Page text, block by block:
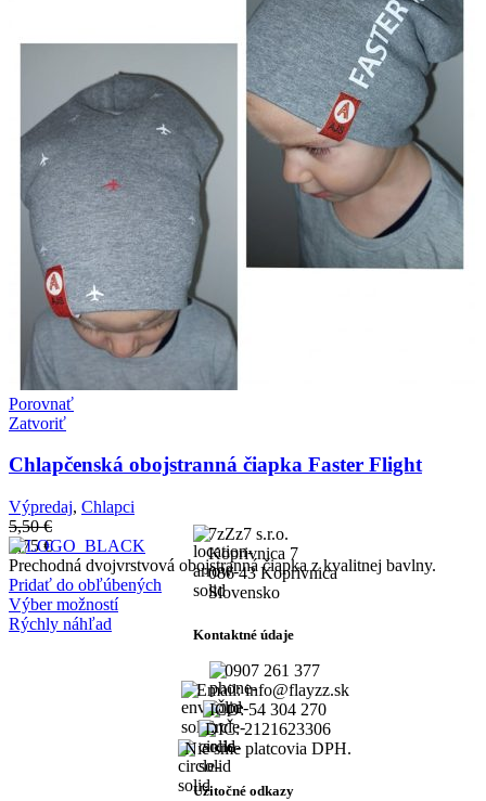
Porovnať
Zatvoriť
Chlapčenská obojstranná čiapka Faster Flight
Výpredaj, Chlapci
5,50€
2,75€
Prechodná dvojvrstvová obojstranná čiapka z kvalitnej bavlny.
Pridať do obľúbených
Výber možností
Rýchly náhľad
7zZz7 s.r.o.
Koprivnica 7
086 43 Koprivnica
Slovensko
Kontaktné údaje
0907 261 377
Email: info@flayzz.sk
IČO: 54 304 270
DIČ: 2121623306
Nie sme platcovia DPH.
Užitočné odkazy